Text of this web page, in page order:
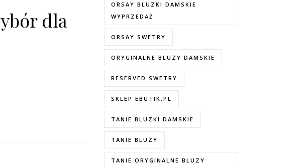
dla
ORSAY BLUZKI DAMSKIE
WYPRZEDAŻ
ORSAY SWETRY
ORYGINALNE BLUZY DAMSKIE
RESERVED SWETRY
SKLEP EBUTIK.PL
TANIE BLUZKI DAMSKIE
TANIE BLUZY
TANIE ORYGINALNE BLUZY